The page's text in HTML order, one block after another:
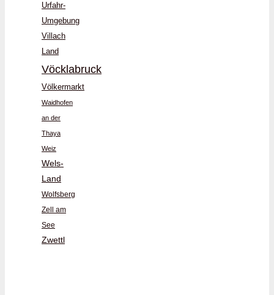
Urfahr-
Umgebung
Villach
Land
Vöcklabruck
Völkermarkt
Waidhofen
an der
Thaya
Weiz
Wels-
Land
Wolfsberg
Zell am
See
Zwettl